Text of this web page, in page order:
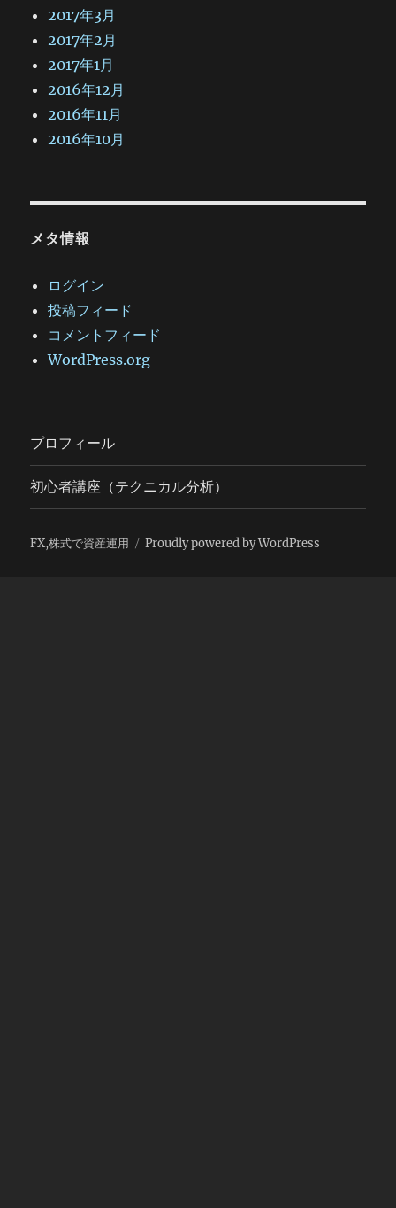
2017年3月
2017年2月
2017年1月
2016年12月
2016年11月
2016年10月
メタ情報
ログイン
投稿フィード
コメントフィード
WordPress.org
プロフィール
初心者講座（テクニカル分析）
FX,株式で資産運用 Proudly powered by WordPress